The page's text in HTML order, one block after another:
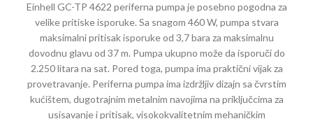
Einhell GC-TP 4622 periferna pumpa je posebno pogodna za
velike pritiske isporuke. Sa snagom 460 W, pumpa stvara
maksimalni pritisak isporuke od 3,7 bara za maksimalnu
dovodnu glavu od 37 m. Pumpa ukupno može da isporuči do
2.250 litara na sat. Pored toga, pumpa ima praktični vijak za
provetravanje. Periferna pumpa ima izdržljiv dizajn sa čvrstim
kućištem, dugotrajnim metalnim navojima na priključcima za
usisavanje i pritisak, visokokvalitetnim mehaničkim